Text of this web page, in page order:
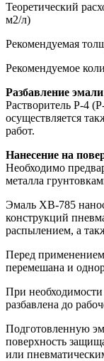
Теоретический
м2/л)
Рекомендуемая
Рекомендуемое
Разбавление эмали
Растворитель Р-4
осуществляется
работ.
Нанесение на
Необходимо
металла
Эмаль ХВ-785
конструкций
распылением, а
Перед
перемешана и
При
разбавлена до
Подготовленную
поверхность
или